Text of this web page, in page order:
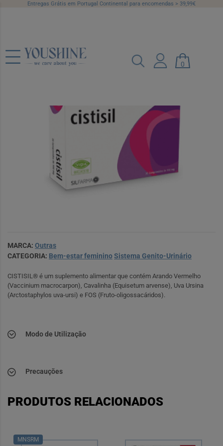
Entregas Grátis em Portugal Continental para encomendas > 39,99€
0
Cistisil Comp X30
MARCA: Outras
CATEGORIA: Bem-estar femininoSistema Genito-Urinário
CISTISIL® é um suplemento alimentar que contém Arando Vermelho
(Vaccinium macrocarpon), Cavalinha (Equisetum arvense), Uva Ursina
(Arctostaphylos uva-ursi) e FOS (Fruto-oligossacáridos).
Modo de Utilização
Precauções
PRODUTOS RELACIONADOS
MNSRM